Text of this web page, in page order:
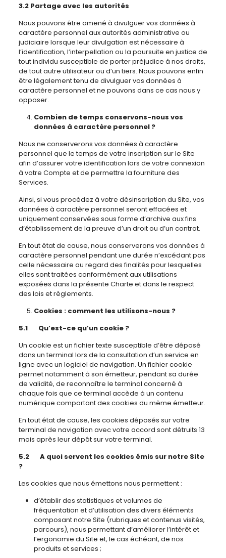
3.2 Partage avec les autorités
Nous pouvons être amené à divulguer vos données à
caractère personnel aux autorités administrative ou
judiciaire lorsque leur divulgation est nécessaire à
l’identification, l’interpellation ou la poursuite en justice de
tout individu susceptible de porter préjudice à nos droits,
de tout autre utilisateur ou d’un tiers. Nous pouvons enfin
être légalement tenu de divulguer vos données à
caractère personnel et ne pouvons dans ce cas nous y
opposer.
Combien de temps conservons-nous vos
données à caractère personnel ?
Nous ne conserverons vos données à caractère
personnel que le temps de votre inscription sur le Site
afin d’assurer votre identification lors de votre connexion
à votre Compte et de permettre la fourniture des
Services.
Ainsi, si vous procédez à votre désinscription du Site, vos
données à caractère personnel seront effacées et
uniquement conservées sous forme d’archive aux fins
d’établissement de la preuve d’un droit ou d’un contrat.
En tout état de cause, nous conserverons vos données à
caractère personnel pendant une durée n’excédant pas
celle nécessaire au regard des finalités pour lesquelles
elles sont traitées conformément aux utilisations
exposées dans la présente Charte et dans le respect
des lois et règlements.
Cookies : comment les utilisons-nous ?
5.1 Qu’est-ce qu’un cookie ?
Un cookie est un fichier texte susceptible d’être déposé
dans un terminal lors de la consultation d’un service en
ligne avec un logiciel de navigation. Un fichier cookie
permet notamment à son émetteur, pendant sa durée
de validité, de reconnaître le terminal concerné à
chaque fois que ce terminal accède à un contenu
numérique comportant des cookies du même émetteur.
En tout état de cause, les cookies déposés sur votre
terminal de navigation avec votre accord sont détruits 13
mois après leur dépôt sur votre terminal.
5.2 A quoi servent les cookies émis sur notre Site
?
Les cookies que nous émettons nous permettent :
d’établir des statistiques et volumes de
fréquentation et d’utilisation des divers éléments
composant notre Site (rubriques et contenus visités,
parcours), nous permettant d’améliorer l’intérêt et
l’ergonomie du Site et, le cas échéant, de nos
produits et services ;